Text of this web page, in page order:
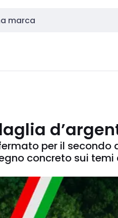
per il secondo
concreto sui